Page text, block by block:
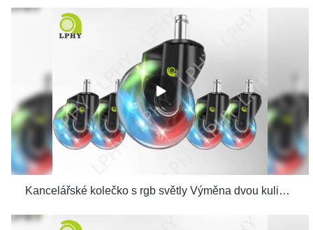
Kancelářské kolečko s rgb světly Výměna dvou kuličkových ložisek pro počítačovou herní židli se závitem výrobci odlitků na stopce